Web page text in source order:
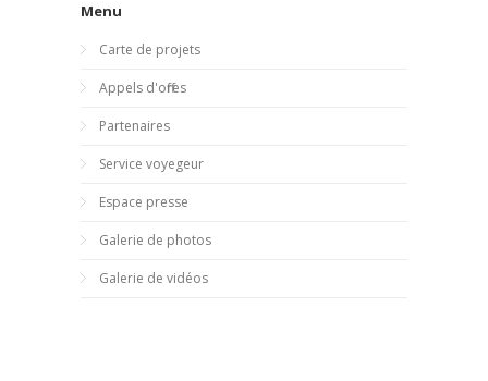
Menu
Carte de projets
Appels d'offres
Partenaires
Service voyegeur
Espace presse
Galerie de photos
Galerie de vidéos